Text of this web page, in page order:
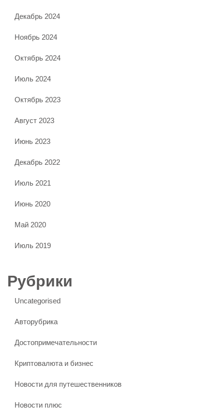
Декабрь 2024
Ноябрь 2024
Октябрь 2024
Июль 2024
Октябрь 2023
Август 2023
Июнь 2023
Декабрь 2022
Июль 2021
Июнь 2020
Май 2020
Июль 2019
Рубрики
Uncategorised
Авторубрика
Достопримечательности
Криптовалюта и бизнес
Новости для путешественников
Новости плюс